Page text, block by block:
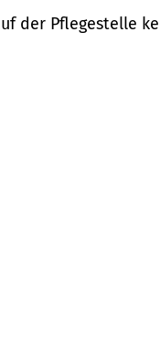
der Pflegestelle